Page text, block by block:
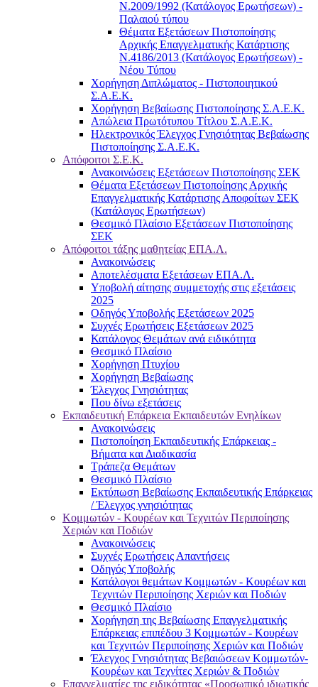
Ν.2009/1992 (Κατάλογος Ερωτήσεων) -
Παλαιού τύπου
Θέματα Εξετάσεων Πιστοποίησης
Αρχικής Επαγγελματικής Κατάρτισης
Ν.4186/2013 (Κατάλογος Ερωτήσεων) -
Νέου Τύπου
Χορήγηση Διπλώματος - Πιστοποιητικού
Σ.Α.Ε.Κ.
Χορήγηση Βεβαίωσης Πιστοποίησης Σ.Α.Ε.Κ.
Απώλεια Πρωτότυπου Τίτλου Σ.Α.Ε.Κ.
Ηλεκτρονικός Έλεγχος Γνησιότητας Βεβαίωσης
Πιστοποίησης Σ.Α.Ε.Κ.
Απόφοιτοι Σ.Ε.Κ.
Ανακοινώσεις Εξετάσεων Πιστοποίησης ΣΕΚ
Θέματα Εξετάσεων Πιστοποίησης Αρχικής
Επαγγελματικής Κατάρτισης Αποφοίτων ΣΕΚ
(Κατάλογος Ερωτήσεων)
Θεσμικό Πλαίσιο Εξετάσεων Πιστοποίησης
ΣΕΚ
Απόφοιτοι τάξης μαθητείας ΕΠΑ.Λ.
Ανακοινώσεις
Αποτελέσματα Εξετάσεων ΕΠΑ.Λ.
Υποβολή αίτησης συμμετοχής στις εξετάσεις
2025
Οδηγός Υποβολής Εξετάσεων 2025
Συχνές Ερωτήσεις Εξετάσεων 2025
Κατάλογος Θεμάτων ανά ειδικότητα
Θεσμικό Πλαίσιο
Χορήγηση Πτυχίου
Χορήγηση Βεβαίωσης
Έλεγχος Γνησιότητας
Που δίνω εξετάσεις
Εκπαιδευτική Επάρκεια Εκπαιδευτών Ενηλίκων
Ανακοινώσεις
Πιστοποίηση Εκπαιδευτικής Επάρκειας -
Βήματα και Διαδικασία
Τράπεζα Θεμάτων
Θεσμικό Πλαίσιο
Εκτύπωση Βεβαίωσης Εκπαιδευτικής Επάρκειας
/ Έλεγχος γνησιότητας
Κομμωτών - Κουρέων και Τεχνιτών Περιποίησης
Χεριών και Ποδιών
Ανακοινώσεις
Συχνές Ερωτήσεις Απαντήσεις
Οδηγός Υποβολής
Κατάλογοι θεμάτων Κομμωτών - Κουρέων και
Τεχνιτών Περιποίησης Χεριών και Ποδιών
Θεσμικό Πλαίσιο
Χορήγηση της Βεβαίωσης Επαγγελματικής
Επάρκειας επιπέδου 3 Κομμωτών - Κουρέων
και Τεχνιτών Περιποίησης Χεριών και Ποδιών
Έλεγχος Γνησιότητας Βεβαιώσεων Κομμωτών-
Κουρέων και Τεχνίτες Χεριών & Ποδιών
Επαγγελματίες της ειδικότητας «Προσωπικό ιδιωτικής